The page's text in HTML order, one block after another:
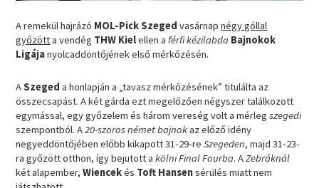
A remekül hajrázó MOL-Pick Szeged vasárnapnégy góllal
győzötta vendég THW Kielellen aférfi kézilabda Bajnokok
Ligájanyolcaddöntőjének első mérkőzésén.
ASzeged a honlapján a „tavasz mérkőzésének” titulálta az
összecsapást. A két gárda ezt megelőzően négyszer találkozott
egymással, egy győzelem és három vereség volt a mérlegszegedi
szempontból. A20-szoros német bajnokaz előző idény
negyeddöntőjében előbb kikapott 31-29-reSzegeden, majd 31-23-
ra győzött otthon, így bejutott akölni Final Fourba. AZebráknál
két alapember,Wiencekés Toft Hansensérülés miatt nem